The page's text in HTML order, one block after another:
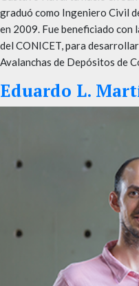
graduó como Ingeniero Civil
en 2009. Fue beneficiado con
del CONICET, para
Avalanchas de Depósitos de
Eduardo L.